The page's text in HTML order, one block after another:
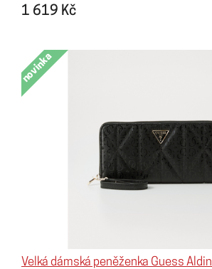
1 619 Kč
novinka
Velká dámská peněženka Guess